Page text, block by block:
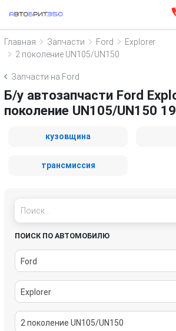
Главная Запчасти Ford
Explorer
2 поколение UN105/UN150
Запчасти на Ford
Б/у автозапчасти Ford
поколение UN105/UN150
кузовщина
трансмиссия
ПОИСК ПО АВТОМОБИЛЮ
Ford
Explorer
2 поколение UN105/UN150